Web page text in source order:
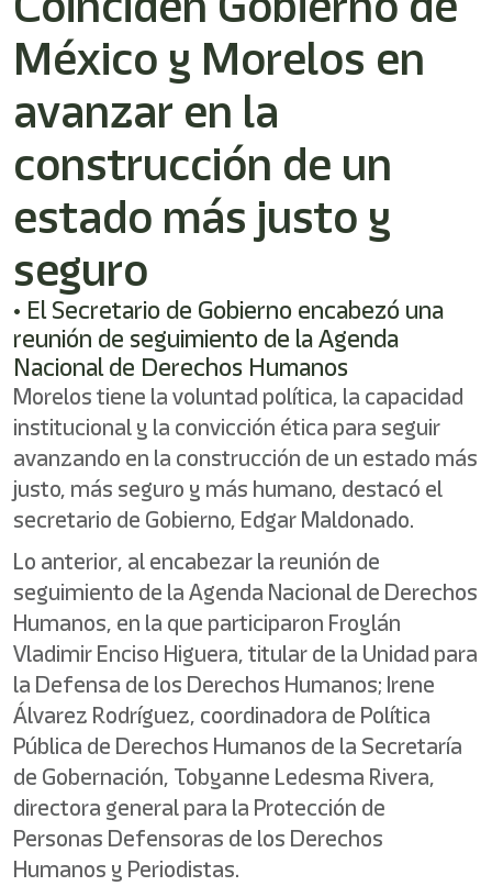
activates
the
screen
help
you
navigate
interact
the
content.
México y Morelos en
avanzar en la
construcción de un
estado más justo y
seguro
• El Secretario de Gobierno encabezó una
reunión de seguimiento de la Agenda
Nacional de Derechos Humanos
Morelos tiene la voluntad política, la capacidad
institucional y la convicción ética para seguir
avanzando en la construcción de un estado más
justo, más seguro y más humano, destacó el
secretario de Gobierno, Edgar Maldonado.
Lo anterior, al encabezar la reunión de
seguimiento de la Agenda Nacional de Derechos
Humanos, en la que participaron Froylán
Vladimir Enciso Higuera, titular de la Unidad para
la Defensa de los Derechos Humanos; Irene
Álvarez Rodríguez, coordinadora de Política
Pública de Derechos Humanos de la Secretaría
de Gobernación, Tobyanne Ledesma Rivera,
directora general para la Protección de
Personas Defensoras de los Derechos
Humanos y Periodistas.